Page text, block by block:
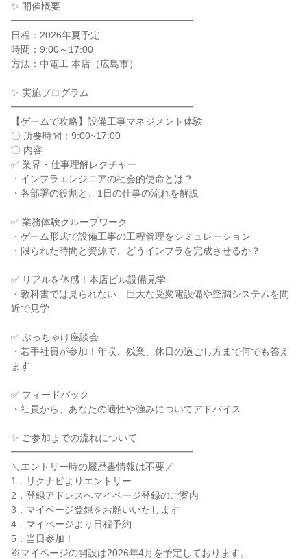
✨ 開催概要
━━━━━━━━━━━━━━━━━━━
日程：2026年夏予定
時間：9:00～17:00
方法：中電工 本店（広島市）
✨ 実施プログラム
━━━━━━━━━━━━━━━━━━━
【ゲームで攻略】設備工事マネジメント体験
〇 所要時間：9:00~17:00
〇 内容
✅ 業界・仕事理解レクチャー
・インフラエンジニアの社会的使命とは？
・各部署の役割と、1日の仕事の流れを解説
✅ 業務体験グループワーク
・ゲーム形式で設備工事の工程管理をシミュレーション
・限られた時間と資源で、どうインフラを完成させるか？
✅ リアルを体感！本店ビル設備見学
・教科書では見られない、巨大な受変電設備や空調システムを間
近で見学
✅ ぶっちゃけ座談会
・若手社員が参加！年収、残業、休日の過ごし方まで何でも答え
ます
✅ フィードバック
・社員から、あなたの適性や強みについてアドバイス
✨ ご参加までの流れについて
━━━━━━━━━━━━━━━━━━━
＼エントリー時の履歴書情報は不要／
1．リクナビよりエントリー
2．登録アドレスへマイページ登録のご案内
3．マイページ登録をお願いいたします
4．マイページより日程予約
5．当日参加！
※マイページの開設は2026年4月を予定しております。